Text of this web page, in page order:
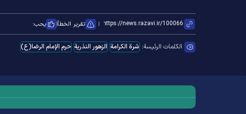
تقرير الخطأ يحب:
الكلمات الرئيسة: شرة الکرامة الزهور النذریة حرم الإمام الرضا(ع)